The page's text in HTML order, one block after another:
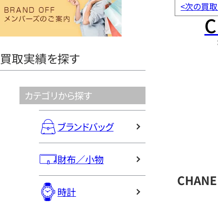
ヤ
買取実績を探す
カテゴリから探す
ブランドバッグ
財布／小物
時計
<次の買